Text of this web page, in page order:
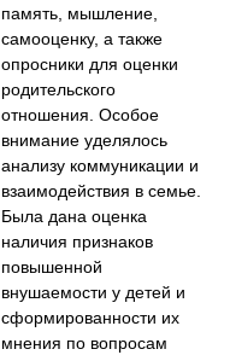
память, мышление,
самооценку, а также
опросники для оценки
родительского
отношения. Особое
внимание уделялось
анализу коммуникации и
взаимодействия в семье.
Была дана оценка
наличия признаков
повышенной
внушаемости у детей и
сформированности их
мнения по вопросам